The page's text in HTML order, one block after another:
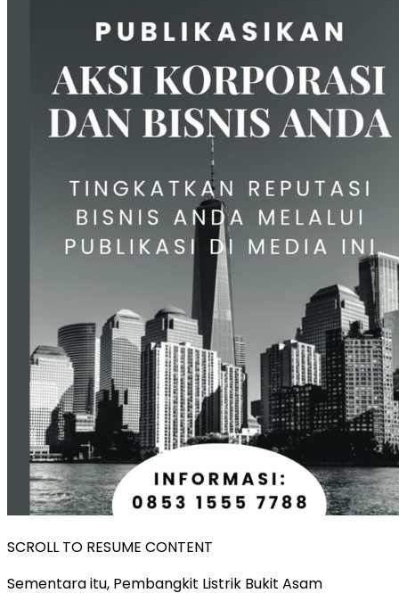
SCROLL TO RESUME CONTENT
Sementara itu, Pembangkit Listrik Bukit Asam